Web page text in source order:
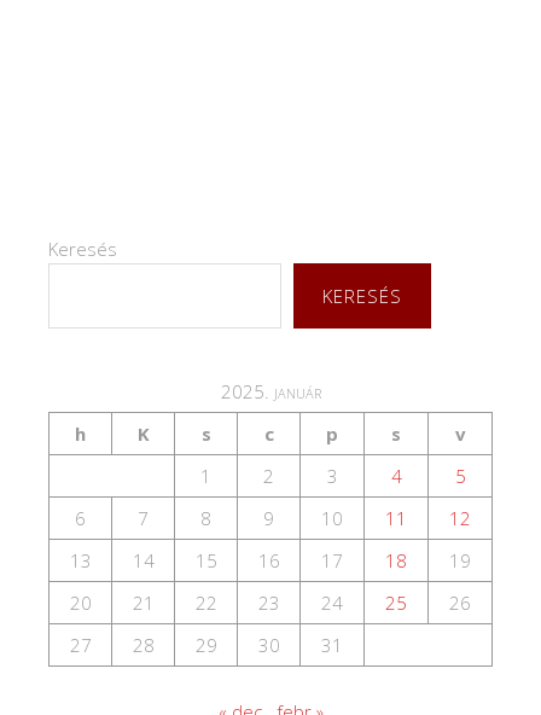
Keresés
KERESÉS
2025. január
h
K s c p s
v
1
2 3 4
5
6
7 8 9 10 11
12
13
14 15 16 17 18
19
20
21 22 23 24 25
26
27
28 29 30 31